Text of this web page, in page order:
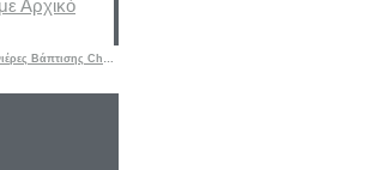
Χειροποίητες Μπομπονιέρες Βάπτισης Cherry – Υφασμάτινα Πορτοφολάκια με Αρχικό Ονόματος